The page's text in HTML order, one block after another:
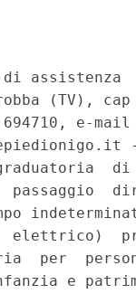
assistenza
(TV),
e-
elettrico)
per
e